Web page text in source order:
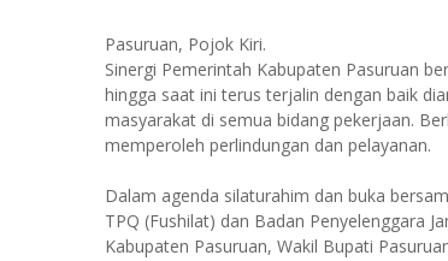
Pasuruan, Pojok Kiri.
Sinergi Pemerintah Kabupaten Pasuruan
hingga saat ini terus terjalin dengan baik
masyarakat di semua bidang pekerjaan.
memperoleh perlindungan dan pelayanan.
Dalam agenda silaturahim dan buka
TPQ (Fushilat) dan Badan Penyelenggara
Kabupaten Pasuruan, Wakil Bupati